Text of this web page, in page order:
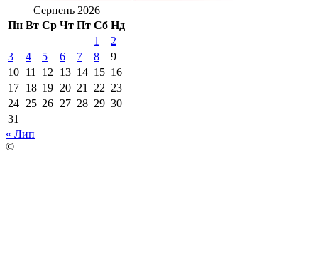
Серпень 2026
Пн Вт Ср Чт Пт Сб Нд
1
2
3
4 5 6 7 8
9
10 11 12 13 14 15 16
17 18 19 20 21 22 23
24 25 26 27 28 29 30
31
« Лип
©